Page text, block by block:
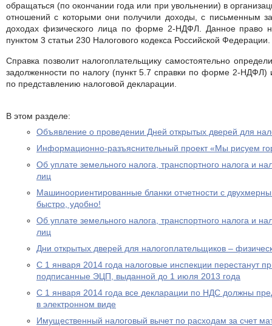
обращаться (по окончании года или при увольнении) в
отношений с которыми они получили доходы, с письменным
доходах физического лица по форме 2-НДФЛ. Данное право
пунктом 3 статьи 230 Налогового кодекса Российской Федерации.
Справка позволит налогоплательщику самостоятельно
задолженности по налогу (пункт 5.7 справки по форме 2-НДФЛ)
по представлению налоговой декларации.
В этом разделе:
Объявление о проведении Дней открытых дверей для
Информационно-разъяснительный проект «Мы рисуем
Об уплате земельного налога, транспортного налога и
лиц
Машиноориентированные бланки отчетности с
быстро, удобно!
Об уплате земельного налога, транспортного налога и
лиц
Дни открытых дверей для налогоплательщиков –
С 1 января 2014 года налоговые инспекции перестанут
подписанные ЭЦП, выданной до 1 июля 2013 года
С 1 января 2014 года все декларации по НДС должны
в электронном виде
Имущественный налоговый вычет по расходам за счет